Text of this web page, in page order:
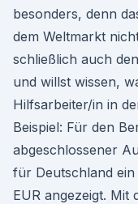
besonders, denn
dem Weltmarkt
schließlich auch
und willst wissen,
Hilfsarbeiter/in in
Beispiel: Für den
abgeschlossener
für Deutschland
EUR angezeigt. Mit